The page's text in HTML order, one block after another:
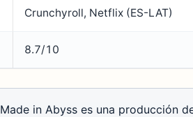
Crunchyroll, Netflix (ES-LAT)
8.7/10
Made in Abyss es una producción